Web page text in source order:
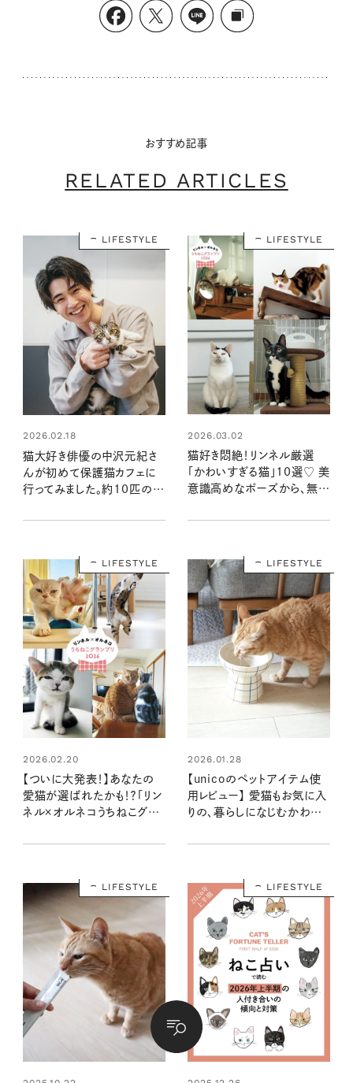
おすすめ記事
RELATED ARTICLES
LIFESTYLE
2026.02.18
猫大好き俳優の中沢元紀さ
んが初めて保護猫カフェに
行ってみました。約10匹の猫
LIFESTYLE
2026.03.02
猫好き悶絶！リンネル厳選
「かわいすぎる猫」10選♡ 美
意識高めなポーズから、無防
LIFESTYLE
2026.02.20
【ついに大発表！】あなたの
愛猫が選ばれたかも！？「リン
ネル×オルネコうちねこグラ
LIFESTYLE
2026.01.28
【unicoのペットアイテム使
用レビュー】 愛猫もお気に入
りの、暮らしになじむかわい
LIFESTYLE LIFESTYLE